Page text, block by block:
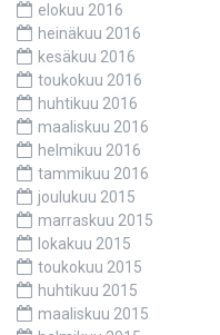
elokuu 2016
heinäkuu 2016
kesäkuu 2016
toukokuu 2016
huhtikuu 2016
maaliskuu 2016
helmikuu 2016
tammikuu 2016
joulukuu 2015
marraskuu 2015
lokakuu 2015
toukokuu 2015
huhtikuu 2015
maaliskuu 2015